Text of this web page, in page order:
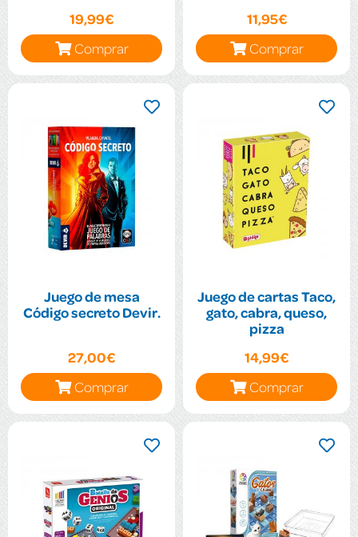
19,99€
Comprar
11,95€
Comprar
Juego de mesa
Código secreto Devir.
27,00€
Comprar
Juego de cartas Taco,
gato, cabra, queso,
pizza
14,99€
Comprar